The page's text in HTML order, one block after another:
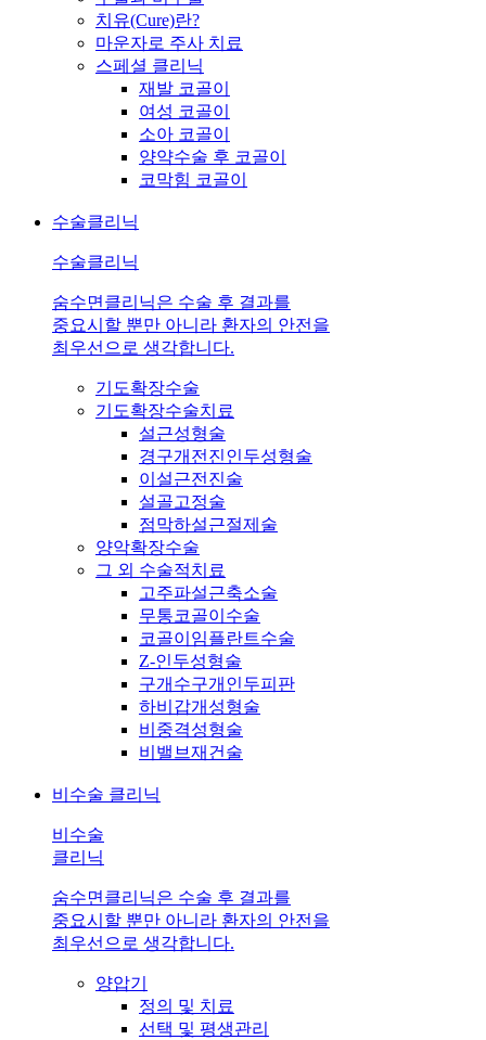
치유(Cure)란?
마운자로 주사 치료
스페셜 클리닉
재발 코골이
여성 코골이
소아 코골이
양약수술 후 코골이
코막힘 코골이
수술클리닉
수술클리닉
숨수면클리닉은 수술 후 결과를
중요시할 뿐만 아니라 환자의 안전을
최우선으로 생각합니다.
기도확장수술
기도확장수술치료
설근성형술
경구개전진인두성형술
이설근전진술
설골고정술
점막하설근절제술
양악확장수술
그 외 수술적치료
고주파설근축소술
무통코골이수술
코골이임플란트수술
Z-인두성형술
구개수구개인두피판
하비갑개성형술
비중격성형술
비밸브재건술
비수술 클리닉
비수술
클리닉
숨수면클리닉은 수술 후 결과를
중요시할 뿐만 아니라 환자의 안전을
최우선으로 생각합니다.
양압기
정의 및 치료
선택 및 평생관리